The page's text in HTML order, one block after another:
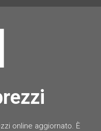
online aggiornato. È